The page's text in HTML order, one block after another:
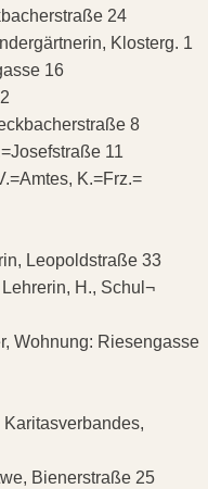
24
Klosterg. 1
16
8
11
K.=Frz.=
Leopoldstraße 33
H., Schul¬
Wohnung: Riesengasse
Karitasverbandes,
Bienerstraße 25